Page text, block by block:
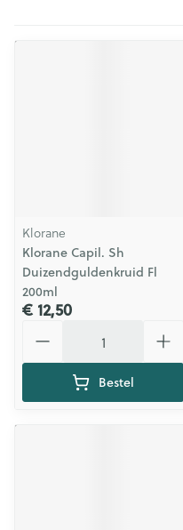
Klorane
Klorane Capil. Sh
Duizendguldenkruid Fl
200ml
€ 12,50
Bestel